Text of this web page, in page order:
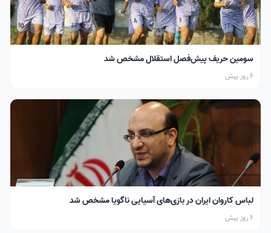
سومین حریف پیش‌فصل استقلال مشخص شد
6 روز پیش
لباس کاروان ایران در بازی‌های آسیایی ناگویا مشخص شد
6 روز پیش